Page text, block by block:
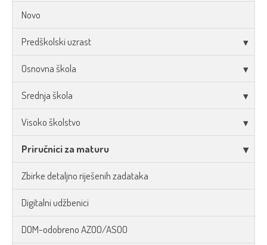
Novo
Predškolski uzrast
Osnovna škola
Srednja škola
Visoko školstvo
Priručnici za maturu
Zbirke detaljno riješenih zadataka
Digitalni udžbenici
DOM-odobreno AZOO/ASOO